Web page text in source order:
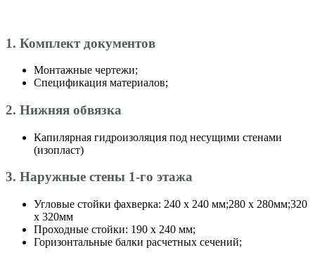
1. Комплект документов
Монтажные чертежи;
Спецификация материалов;
2. Нижняя обвязка
Капилярная гидроизоляция под несущими стенами
(изопласт)
3. Наружные стены 1-го этажа
Угловые стойки фахверка: 240 х 240 мм;280 х 280мм;320
х 320мм
Проходные стойки: 190 х 240 мм;
Горизонтальные балки расчетных сечений;